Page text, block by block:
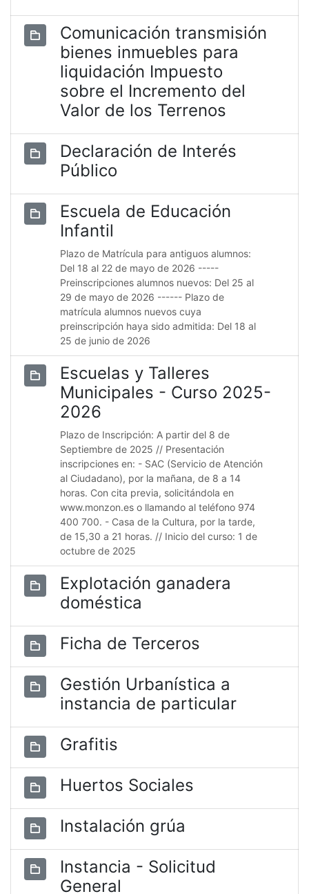
Comunicación transmisión
bienes inmuebles para
liquidación Impuesto
sobre el Incremento del
Valor de los Terrenos
Declaración de Interés
Público
Escuela de Educación
Infantil
Plazo de Matrícula para antiguos alumnos:
Del 18 al 22 de mayo de 2026 -----
Preinscripciones alumnos nuevos: Del 25 al
29 de mayo de 2026 ------ Plazo de
matrícula alumnos nuevos cuya
preinscripción haya sido admitida: Del 18 al
25 de junio de 2026
Escuelas y Talleres
Municipales - Curso 2025-
2026
Plazo de Inscripción: A partir del 8 de
Septiembre de 2025 // Presentación
inscripciones en: - SAC (Servicio de Atención
al Ciudadano), por la mañana, de 8 a 14
horas. Con cita previa, solicitándola en
www.monzon.es o llamando al teléfono 974
400 700. - Casa de la Cultura, por la tarde,
de 15,30 a 21 horas. // Inicio del curso: 1 de
octubre de 2025
Explotación ganadera
doméstica
Ficha de Terceros
Gestión Urbanística a
instancia de particular
Grafitis
Huertos Sociales
Instalación grúa
Instancia - Solicitud
General